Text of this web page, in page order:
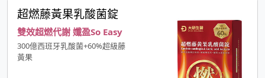
超燃藤黃果乳酸菌錠
雙效超燃代謝 孅盈So Easy
300億西班牙乳酸菌+60%超級藤
黃果